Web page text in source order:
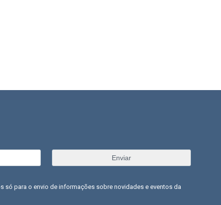
só para o envio de informações sobre novidades e eventos da